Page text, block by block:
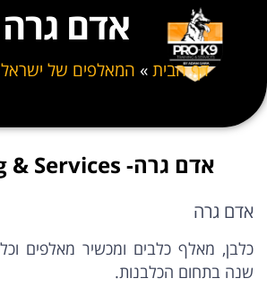
אדם גרה
דף הבית» המאלפים של ישראל
אדם גרה- Training & Services
אדם גרה
שנה בתחום הכלבנות.